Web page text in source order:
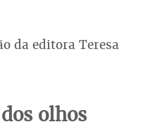
da editora Teresa
olhos